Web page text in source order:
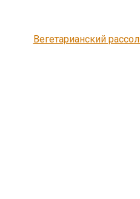
Вегетарианский